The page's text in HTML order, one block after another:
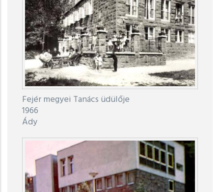
Fejér megyei Tanács üdülője
1966
Ády